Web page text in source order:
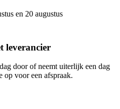
en 20 augustus
leverancier
door of neemt uiterlijk een dag
op voor een afspraak.